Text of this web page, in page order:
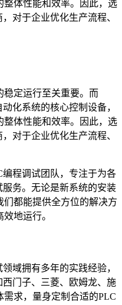
体性能和效率。因此，选
对于企业优化生产流程、
稳定运行至关重要。而
化系统的核心控制设备，
体性能和效率。因此，选
对于企业优化生产流程、
程调试团队，专注于为各
务。无论是新系统的安装
都能提供全方位的解决方
地运行。
域拥有多年的实践经验，
门子、三菱、欧姆龙、施
求，量身定制合适的PLC